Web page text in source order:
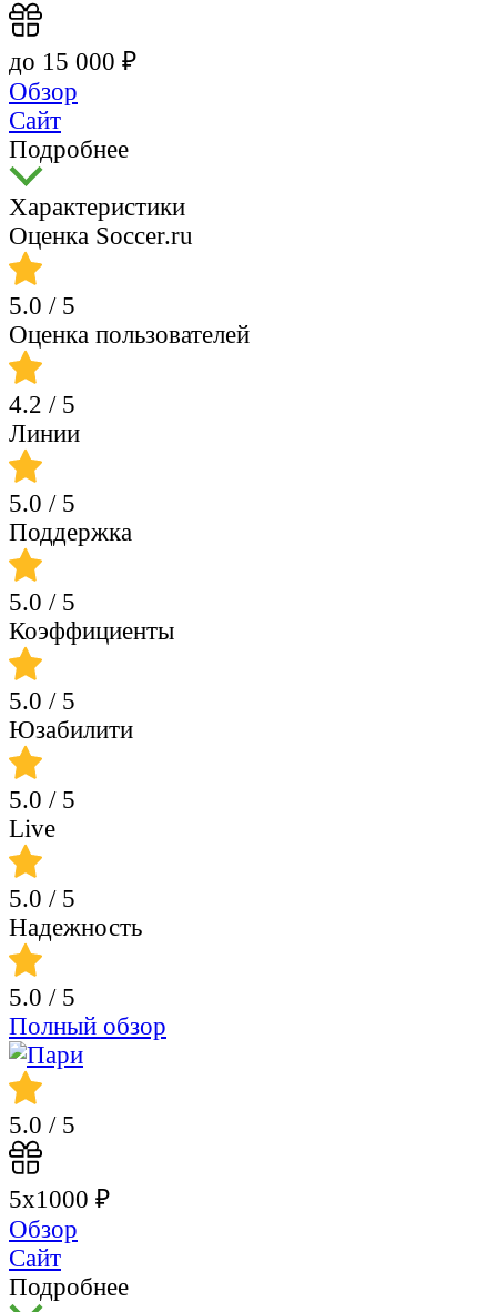
до 15 000 ₽
Обзор
Сайт
Подробнее
Характеристики
Оценка Soccer.ru
5.0 / 5
Оценка пользователей
4.2 / 5
Линии
5.0 / 5
Поддержка
5.0 / 5
Коэффициенты
5.0 / 5
Юзабилити
5.0 / 5
Live
5.0 / 5
Надежность
5.0 / 5
Полный обзор
5.0 / 5
5х1000 ₽
Обзор
Сайт
Подробнее